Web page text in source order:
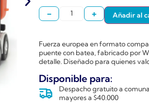
-
+ Añadir al
Fuerza europea en formato
puente con batea, fabricado por
detalle. Diseñado para quienes
Disponible para:
Despacho gratuito a
mayores a $40.000